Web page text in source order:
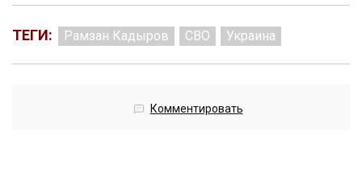
ТЕГИ: Рамзан Кадыров СВО Украина
Комментировать